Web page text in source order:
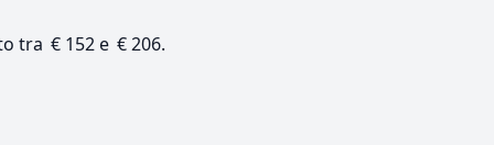
tra € 152 e € 206.